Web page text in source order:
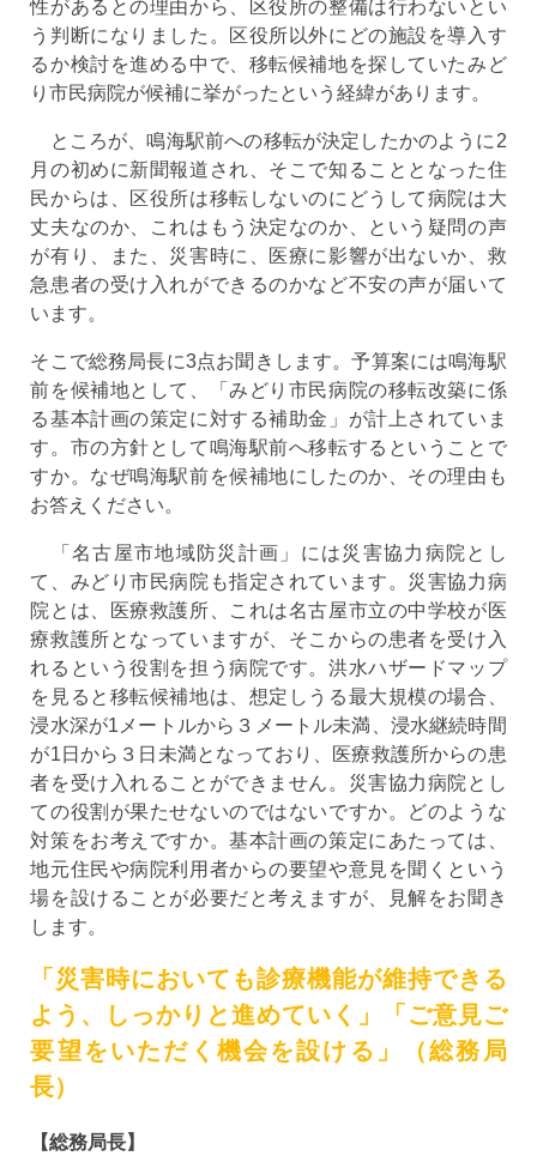
性があるとの理由から、区役所の整備は行わないとい
う判断になりました。区役所以外にどの施設を導入す
るか検討を進める中で、移転候補地を探していたみど
り市民病院が候補に挙がったという経緯があります。
ところが、鳴海駅前への移転が決定したかのように2
月の初めに新聞報道され、そこで知ることとなった住
民からは、区役所は移転しないのにどうして病院は大
丈夫なのか、これはもう決定なのか、という疑問の声
が有り、また、災害時に、医療に影響が出ないか、救
急患者の受け入れができるのかなど不安の声が届いて
います。
そこで総務局長に3点お聞きします。予算案には鳴海駅
前を候補地として、「みどり市民病院の移転改築に係
る基本計画の策定に対する補助金」が計上されていま
す。市の方針として鳴海駅前へ移転するということで
すか。なぜ鳴海駅前を候補地にしたのか、その理由も
お答えください。
「名古屋市地域防災計画」には災害協力病院とし
て、みどり市民病院も指定されています。災害協力病
院とは、医療救護所、これは名古屋市立の中学校が医
療救護所となっていますが、そこからの患者を受け入
れるという役割を担う病院です。洪水ハザードマップ
を見ると移転候補地は、想定しうる最大規模の場合、
浸水深が1メートルから３メートル未満、浸水継続時間
が1日から３日未満となっており、医療救護所からの患
者を受け入れることができません。災害協力病院とし
ての役割が果たせないのではないですか。どのような
対策をお考えですか。基本計画の策定にあたっては、
地元住民や病院利用者からの要望や意見を聞くという
場を設けることが必要だと考えますが、見解をお聞き
します。
「災害時においても診療機能が維持できる
よう、しっかりと進めていく」「ご意見ご
要望をいただく機会を設ける」（総務局
長）
【総務局長】